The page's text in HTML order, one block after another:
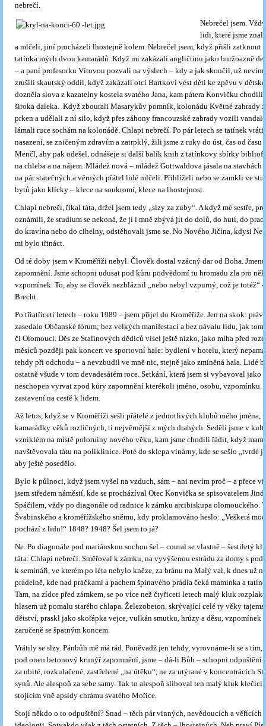
nebrečí.
Nebrečel jsem.
lidi, které jsme
a mlčeli, jiní procházeli lhostejně kolem. Nebrečel jsem, když přišli zatknout
tatínka mých dvou kamarádů. Když mi zakázali angličtinu jako buržoazně
– a paní profesorku Vítovou pozvali na výslech – kdy a jak skončil, už
zrušili skautský oddíl, když zakázali otci Bartkovi vést děti ke zpěvu v
dozněla slova z kazatelny kostela svatého Jana, kam pátera Konvičku chodili
široka daleka. Když zbourali Masarykův pomník, kolonádu Květné zahrady
prken a udělali z ní silo, když přes záhony francouzské zahrady vozili
lámali ruce sochám na kolonádě. Chlapi nebrečí. Po pár letech se tatínek
nasazení, se zničeným zdravím a zatrpklý, žili jsme z ruky do úst, čas od času
Menčl, aby pak odešel, odnášeje si další balík knih z tatínkovy sbírky
na chleba a na nájem. Mládež nová – mládež Gottwaldova jásala na stavbách
na pár statečných a věrných přátel lidé mlčeli. Přihlíželi nebo se zamkli ve
bytů jako klícky – klece na soukromí, klece na lhostejnost.
Chlapi nebrečí, říkal táta, držel jsem tedy „slzy za zuby“. A když mé sestře,
oznámili, že studium se nekoná, že jí i mně zbývá jít do dolů, do hutí, do
do kravína nebo do cihelny, odstěhovali jsme se. No Nového Jičína, kdysi
mi bylo třináct.
Od té doby jsem v Kroměříži nebyl. Člověk dostal vzácný dar od Boha.
zapomnění. Jsme schopni udusat pod kůru podvědomí tu hromadu zla pro
vzpomínek. To, aby se člověk nezbláznil „nebo nebyl vzpurný, což je totéž“
Brecht.
Po třiatřiceti letech – roku 1989 – jsem přijel do Kroměříže. Jen na skok:
zasedalo Občanské fórum; bez velkých manifestací a bez návalu lidu, jak
či Olomouci. Děs ze Stalinových dědiců visel ještě nízko, jako mlha před
měsíců později pak koncert ve sportovní hale: bydlení v hotelu, který
tehdy při odchodu – a nevzbudil ve mně nic, stejně jako zmíněná hala. Lidé
ostatně všude v tom devadesátém roce. Setkání, která jsem si vybavoval jako
neschopen vyrvat zpod kůry zapomnění kterékoli jméno, osobu, vzpomínku.
zastavení na cestě k lidem.
Až letos, když se v Kroměříži sešli přátelé z jednotlivých klubů mého jména,
kamarádky věků rozličných, ti nejvěrnější z mých drahých. Seděli jsme v
vzniklém na místě poloruiny nového věku, kam jsme chodili řádit, když
navštěvovala tátu na poliklinice. Poté do sklepa vinárny, kde se sešlo „tvrdé
aby ještě posedělo.
Bylo k půlnoci, když jsem vyšel na vzduch, sám – ani nevím proč – a přece
jsem středem náměstí, kde se procházíval Otec Konvička se spisovatelem
Spáčilem, vždy po diagonále od radnice k zámku arcibiskupa olomouckého.
Švabinského a kroměřížského sněmu, kdy proklamováno heslo: „Veškerá
pochází z lidu!“ 1848? 1948? Šel jsem to já?
Ne. Po diagonále pod mariánskou sochou šel – coural se vlastně – šestiletý
táta: Chlapi nebrečí. Směřoval k zámku, na vyvýšenou estrádu za domy s
k semináři, ve kterém po léta nebylo kněze, za bránu na Malý val, k dnes už
prádelně, kde nad pračkami a pachem špinavého prádla čeká maminka a
Tam, na zídce před zámkem, se po více než čtyřiceti letech malý kluk
hlasem už pomalu starého chlapa. Železobeton, skrývající celé ty věky
dětství, praskl jako skořápka vejce, vulkán smutku, hrůzy a děsu, vzpomínek
zaručeně se špatným koncem.
Vrátily se slzy. Pánbůh mě má rád. Poněvadž jen tehdy, vyrovnáme-li se s
pod onen betonový krunýř zapomnění, jsme – dá-li Bůh – schopni odpuštění.
za ubité, rozkulačené, zastřelené „na útěku“, ne za utýrané v koncentrácích
synů. Ale alespoň za sebe samy. Tak to alespoň sliboval ten malý kluk klečící
stojícím vně apsidy chrámu svatého Mořice.
Stojí někdo o to odpuštění? Snad – těch pár vinných, nevědoucích a věřících